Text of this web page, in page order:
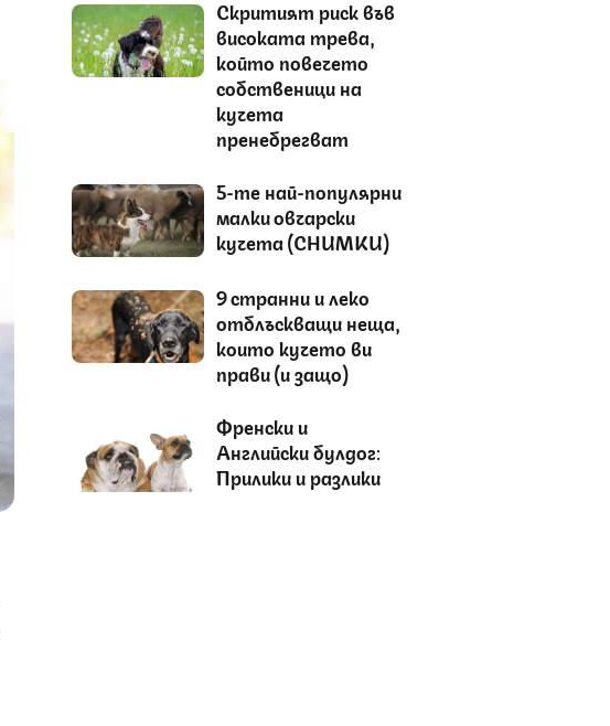
Скритият риск във
високата трева,
който повечето
собственици на
кучета
пренебрегват
5-те най-популярни
малки овчарски
кучета (СНИМКИ)
9 странни и леко
отблъскващи неща,
които кучето ви
прави (и защо)
Френски и
Английски булдог:
Прилики и разлики